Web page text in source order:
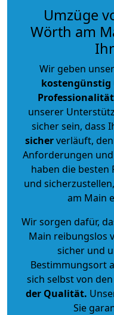
Umzüge
Wörth am
Wir geben
kostengünstig
Professionalität
unserer
sicher sein, dass
sicherverläuft,
Anforderungen
haben die besten
und
am Main
Wir sorgen dafür,
Main reibungslos
sicher und
Bestimmungsort
sich selbst von den
der Qualität.
Sie